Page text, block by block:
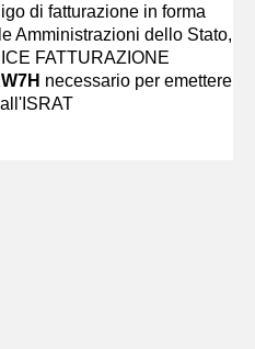
di fatturazione in forma
Amministrazioni dello Stato,
FATTURAZIONE
necessario per emettere